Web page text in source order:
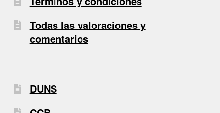
Todas las valoraciones y
comentarios
DUNS